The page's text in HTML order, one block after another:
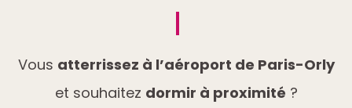
Vous atterrissez à l’aéroport de Paris-Orly
et souhaitez dormir à proximité ?